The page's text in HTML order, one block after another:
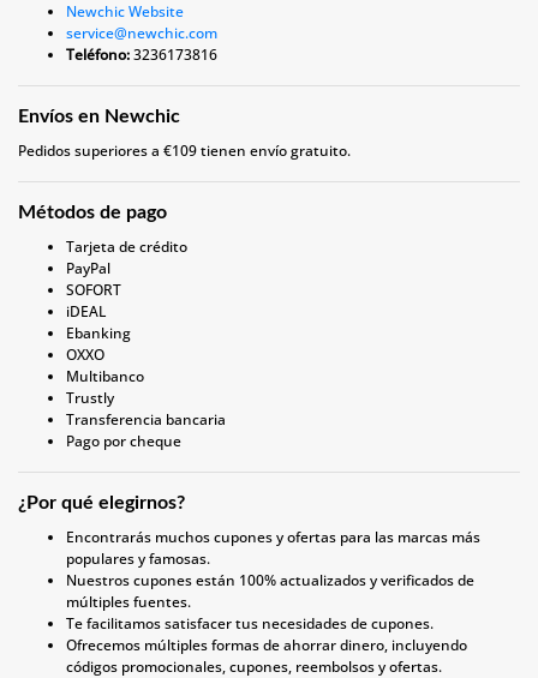
Newchic Website
service@newchic.com
Teléfono:3236173816
Envíos en Newchic
Pedidos superiores a €109 tienen envío gratuito.
Métodos de pago
Tarjeta de crédito
PayPal
SOFORT
iDEAL
Ebanking
OXXO
Multibanco
Trustly
Transferencia bancaria
Pago por cheque
¿Por qué elegirnos?
Encontrarás muchos cupones y ofertas para las marcas más
populares y famosas.
Nuestros cupones están 100% actualizados y verificados de
múltiples fuentes.
Te facilitamos satisfacer tus necesidades de cupones.
Ofrecemos múltiples formas de ahorrar dinero, incluyendo
códigos promocionales, cupones, reembolsos y ofertas.